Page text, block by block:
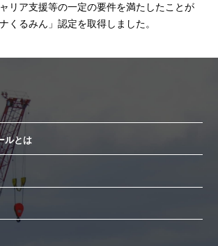
リア支援等の一定の要件を満たしたことが
くるみん」認定を取得しました。
ルとは